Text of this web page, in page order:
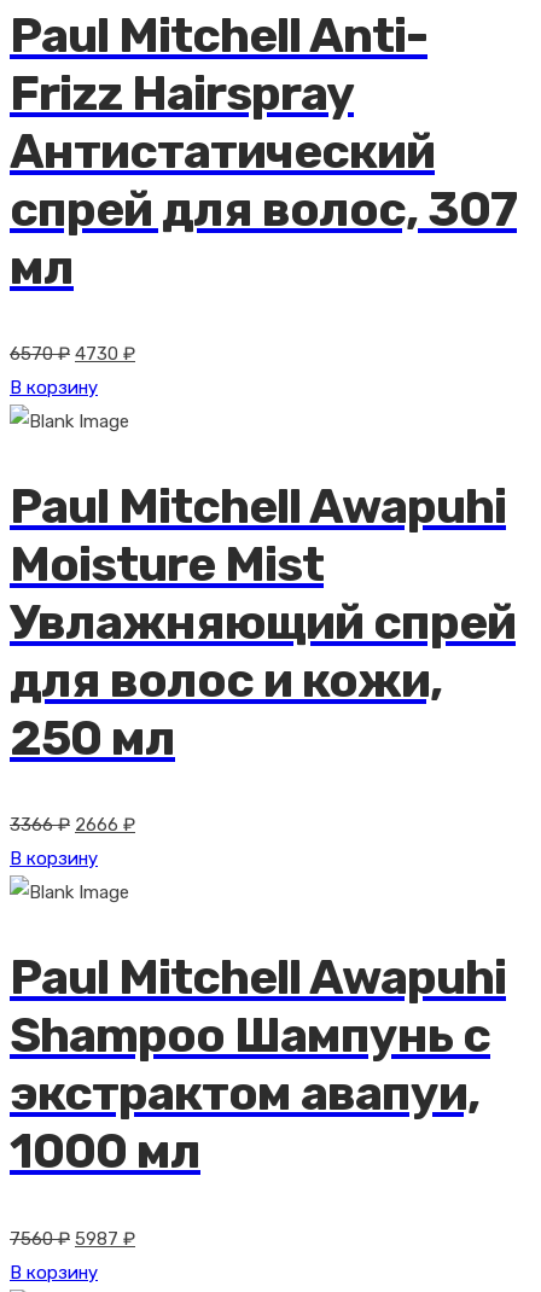
Paul Mitchell Anti-
Frizz Hairspray
Антистатический
спрей для волос, 307
мл
6570₽ Первоначальная
цена
составляла
4730 ₽Текущая
В корзину
Paul Mitchell Awapuhi
Moisture Mist
Увлажняющий спрей
для волос и кожи,
250 мл
3366₽ Первоначальная
цена
составляла
2666 ₽Текущая
В корзину
Paul Mitchell Awapuhi
Shampoo Шампунь с
экстрактом авапуи,
1000 мл
7560₽ Первоначальная
цена
5987 ₽Текущая
В корзину